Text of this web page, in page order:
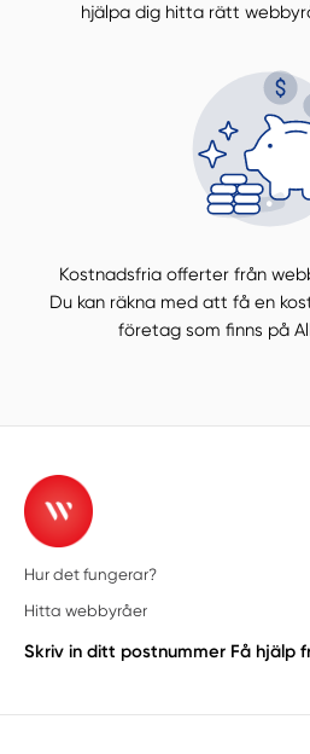
hjälpa dig hitta rätt
Kostnadsfria offerter från
Du kan räkna med att få en
företag som finns på
Hur det fungerar?
Hitta webbyråer
Skriv in ditt postnummer Få hjälp